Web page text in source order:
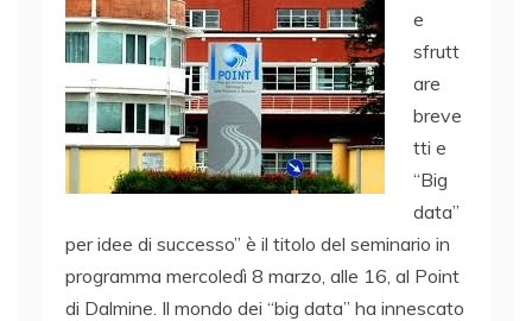
e
sfrutt
are
breve
tti e
“Big
data”
per idee di successo” è il titolo del seminario in
programma mercoledì 8 marzo, alle 16, al Point
di Dalmine. Il mondo dei “big data” ha innescato